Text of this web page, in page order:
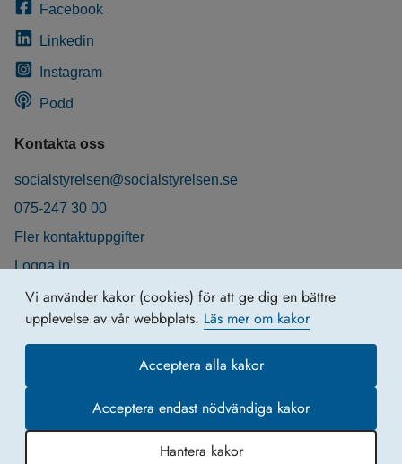
Vi använder kakor (cookies) för att ge dig en bättre
upplevelse av vår webbplats. Läs mer om kakor
Acceptera alla kakor
Acceptera endast nödvändiga kakor
Hantera kakor
Facebook
Linkedin
Instagram
Podd
Kontakta oss
socialstyrelsen@socialstyrelsen.se
075-247 30 00
Fler kontaktuppgifter
Logga in
Behandling av personuppgifter